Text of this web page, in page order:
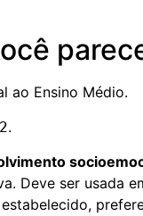
ao Ensino Médio.
.
Deve ser usada